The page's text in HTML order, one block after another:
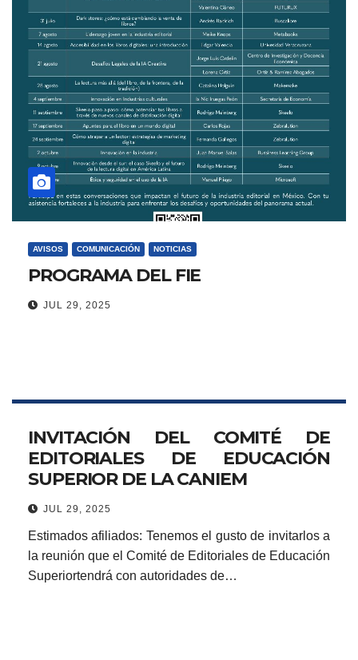
AVISOS COMUNICACIÓN NOTICIAS
PROGRAMA DEL FIE
JUL 29, 2025
INVITACIÓN DEL COMITÉ DE
EDITORIALES DE EDUCACIÓN
SUPERIOR DE LA CANIEM
JUL 29, 2025
Estimados afiliados: Tenemos el gusto de invitarlos a
la reunión que el Comité de Editoriales de Educación
Superiortendrá con autoridades de…